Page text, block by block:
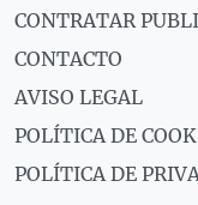
CONTRATAR
CONTACTO
AVISO LEGAL
POLÍTICA DE
POLÍTICA DE